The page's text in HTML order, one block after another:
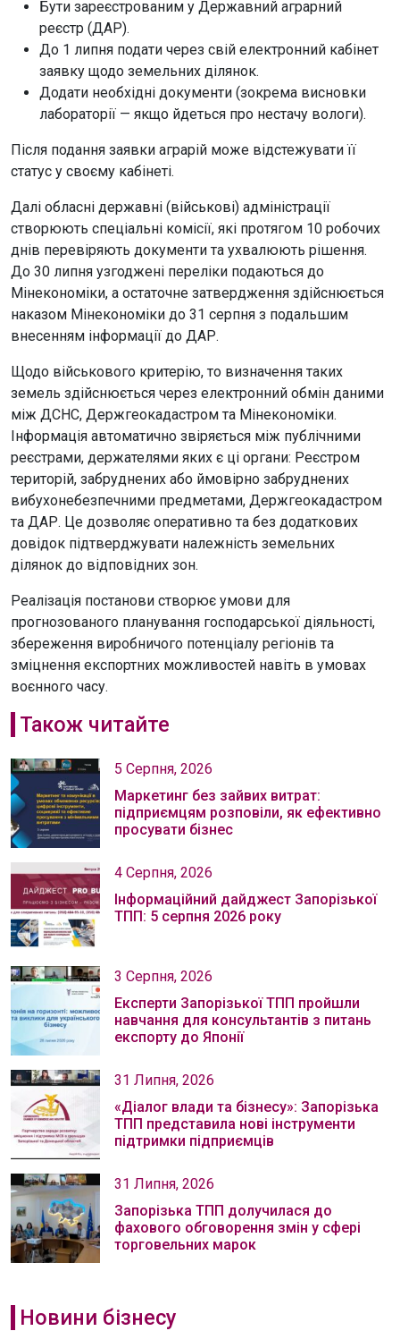
Бути зареєстрованим у Державний аграрний
реєстр (ДАР).
До 1 липня подати через свій електронний кабінет
заявку щодо земельних ділянок.
Додати необхідні документи (зокрема висновки
лабораторії — якщо йдеться про нестачу вологи).
Після подання заявки аграрій може відстежувати її
статус у своєму кабінеті.
Далі обласні державні (військові) адміністрації
створюють спеціальні комісії, які протягом 10 робочих
днів перевіряють документи та ухвалюють рішення.
До 30 липня узгоджені переліки подаються до
Мінекономіки, а остаточне затвердження здійснюється
наказом Мінекономіки до 31 серпня з подальшим
внесенням інформації до ДАР.
Щодо військового критерію, то визначення таких
земель здійснюється через електронний обмін даними
між ДСНС, Держгеокадастром та Мінекономіки.
Інформація автоматично звіряється між публічними
реєстрами, держателями яких є ці органи: Реєстром
територій, забруднених або ймовірно забруднених
вибухонебезпечними предметами, Держгеокадастром
та ДАР. Це дозволяє оперативно та без додаткових
довідок підтверджувати належність земельних
ділянок до відповідних зон.
Реалізація постанови створює умови для
прогнозованого планування господарської діяльності,
збереження виробничого потенціалу регіонів та
зміцнення експортних можливостей навіть в умовах
воєнного часу.
Також читайте
5 Серпня, 2026
Маркетинг без зайвих витрат:
підприємцям розповіли, як ефективно
просувати бізнес
4 Серпня, 2026
Інформаційний дайджест Запорізької
ТПП: 5 серпня 2026 року
3 Серпня, 2026
Експерти Запорізької ТПП пройшли
навчання для консультантів з питань
експорту до Японії
31 Липня, 2026
«Діалог влади та бізнесу»: Запорізька
ТПП представила нові інструменти
підтримки підприємців
31 Липня, 2026
Запорізька ТПП долучилася до
фахового обговорення змін у сфері
торговельних марок
Новини бізнесу